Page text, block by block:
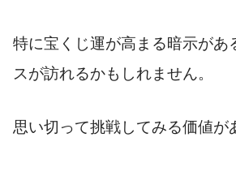
特に宝くじ運が高まる暗示があ
スが訪れるかもしれません。
思い切って挑戦してみる価値が